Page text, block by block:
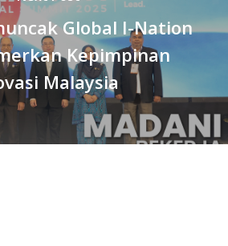
Global I-Nation
Kepimpinan
Malaysia